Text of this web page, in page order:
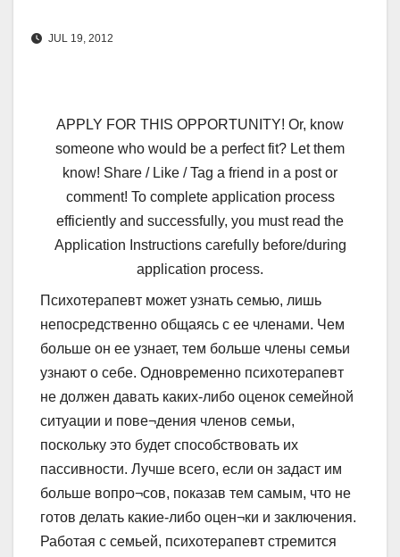
JUL 19, 2012
APPLY FOR THIS OPPORTUNITY! Or, know
someone who would be a perfect fit? Let them
know! Share / Like / Tag a friend in a post or
comment! To complete application process
efficiently and successfully, you must read the
Application Instructions carefully before/during
application process.
Психотерапевт может узнать семью, лишь
непосредственно общаясь с ее членами. Чем
больше он ее узнает, тем больше члены семьи
узнают о себе. Одновременно психотерапевт
не должен давать каких-либо оценок семейной
ситуации и пове¬дения членов семьи,
поскольку это будет способствовать их
пассивности. Лучше всего, если он задаст им
больше вопро¬сов, показав тем самым, что не
готов делать какие-либо оцен¬ки и заключения.
Работая с семьей, психотерапевт стремится